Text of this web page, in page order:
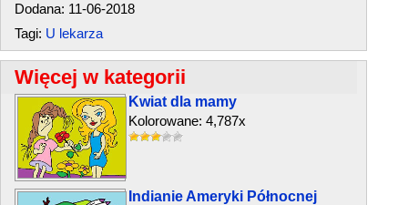
Dodana: 11-06-2018
Tagi: U lekarza
Więcej w kategorii
Kwiat dla mamy
Kolorowane: 4,787x
Indianie Ameryki Północnej